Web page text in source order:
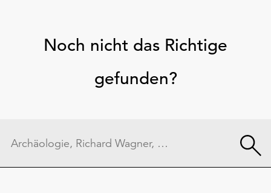
Noch nicht das Richtige
gefunden?